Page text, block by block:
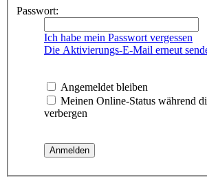
Passwort:
Ich habe mein Passwort vergessen
Die Aktivierungs-E-Mail erneut
Angemeldet bleiben
Meinen Online-Status während
verbergen